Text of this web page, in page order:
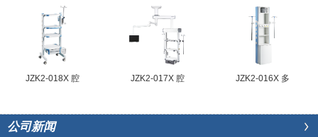
JZK2-018X 腔 JZK2-017X 腔 JZK2-016X 多
公司新闻